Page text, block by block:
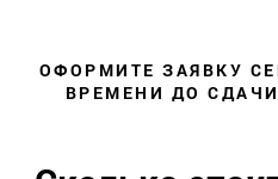
ОФОРМИТЕ ЗАЯВКУ
ВРЕМЕНИ ДО